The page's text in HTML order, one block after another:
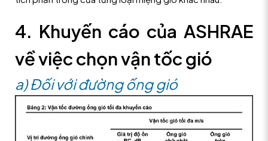
4. Khuyến cáo của ASHRAE
về việc chọn vận tốc gió
a) Đối với đường ống gió